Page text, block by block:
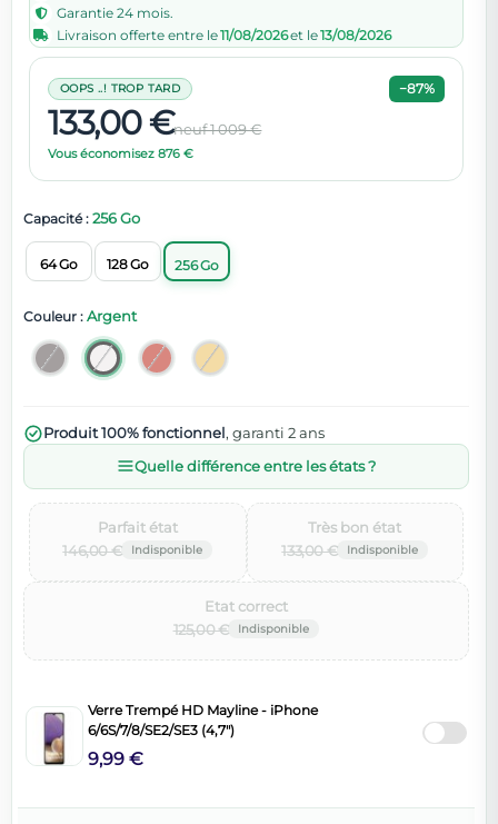
Garantie 24 mois.
Livraison offerte entre le11/08/2026et le13/08/2026
133,00 €neuf 1 009 €
Vous économisez 876 €
OOPS ..! TROP TARD −87%
Capacité : 256 Go
64 Go 128 Go 256 Go
Couleur : Argent
Produit 100% fonctionnel, garanti 2 ans
Quelle différence entre les états ?
146,00 €
Parfait état‌
133,00 €
Très bon état‌
125,00 €
Etat correct‌
Verre Trempé HD Mayline - iPhone
6/6S/7/8/SE2/SE3 (4,7")
9,99 €